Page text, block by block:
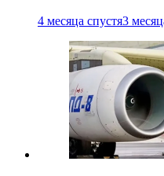
4 месяца спустя3